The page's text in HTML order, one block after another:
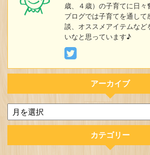
歳、４歳）の子育てに日々
ブログでは子育てを通して
談、オススメアイテムなど
いなと思っています♪
アーカイブ
カテゴリー